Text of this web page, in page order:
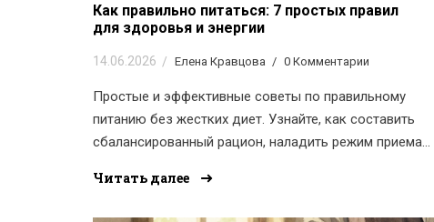
Как правильно питаться: 7 простых правил
для здоровья и энергии
14.06.2026 Елена Кравцова 0 Комментарии
Простые и эффективные советы по правильному
питанию без жестких диет. Узнайте, как составить
сбалансированный рацион, наладить режим приема
здоровья и энергии.
Читать далее